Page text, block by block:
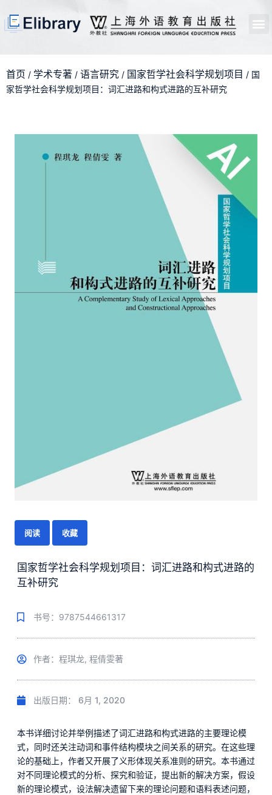
首页 / 学术专著 / 语言研究 / 国家哲学社会科学规划项目 / 国
家哲学社会科学规划项目：词汇进路和构式进路的互补研究
阅读 收藏
国家哲学社会科学规划项目：词汇进路和构式进路的
互补研究
书号：9787544661317
作者：程琪龙, 程倩雯著
出版日期： 6月 1, 2020
本书详细讨论并举例描述了词汇进路和构式进路的主要理论模
式，同时还关注动词和事件结构模块之间关系的研究。在这些理
论的基础上，作者又开展了义形体现关系准则的研究。本书通过
对不同理论模式的分析、探究和验证，提出新的解决方案，假设
新的理论模式，设法解决遗留下来的理论问题和语料表述问题，